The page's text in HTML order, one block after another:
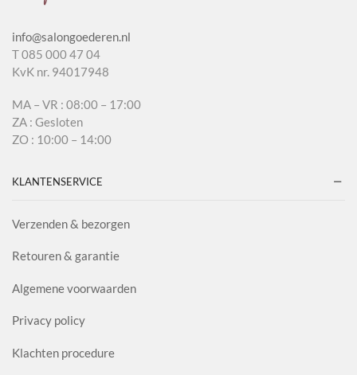
info@salongoederen.nl
T 085 000 47 04
KvK nr. 94017948
MA – VR : 08:00 – 17:00
ZA : Gesloten
ZO : 10:00 – 14:00
KLANTENSERVICE
Verzenden & bezorgen
Retouren & garantie
Algemene voorwaarden
Privacy policy
Klachten procedure